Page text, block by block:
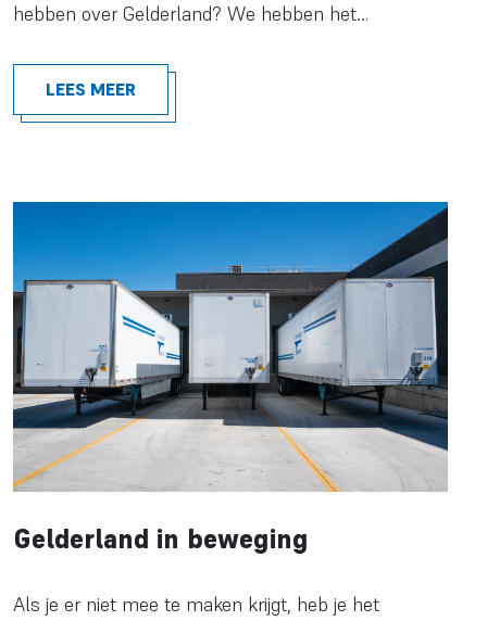
hebben over Gelderland? We hebben het…
LEES MEER
Gelderland in beweging
Als je er niet mee te maken krijgt, heb je het